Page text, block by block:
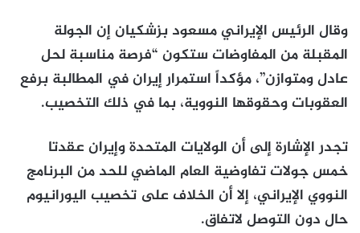
وقال الرئيس الإيراني مسعود بزشكيان إن الجولة
المقبلة من المفاوضات ستكون “فرصة مناسبة لحل
عادل ومتوازن”، مؤكداً استمرار إيران في المطالبة برفع
العقوبات وحقوقها النووية، بما في ذلك التخصيب.
تجدر الإشارة إلى أن الولايات المتحدة وإيران عقدتا
خمس جولات تفاوضية العام الماضي للحد من البرنامج
النووي الإيراني، إلا أن الخلاف على تخصيب اليورانيوم
حال دون التوصل لاتفاق.